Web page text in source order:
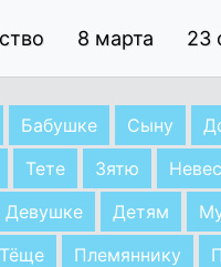
8 марта 23
Бабушке Сыну
Тете Зятю
Девушке Детям
Тёще Племяннику